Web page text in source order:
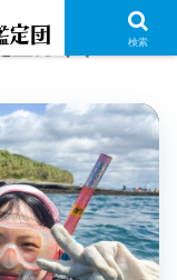
ガイド 検索